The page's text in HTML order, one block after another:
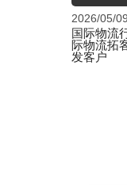
2026/05/09
国际物流
际物流拓
发客户